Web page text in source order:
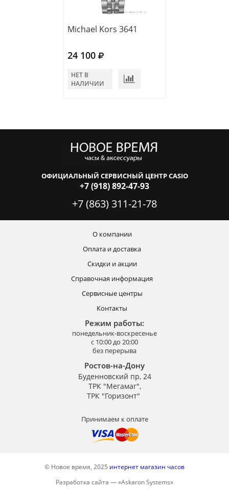
Michael Kors 3641
24 100
НЕТ В
НАЛИЧИИ
ОФИЦИАЛЬНЫЙ СЕРВИСНЫЙ ЦЕНТР CASIO
+7 (918) 892-47-93
+7 (863) 311-21-78
О компании
Оплата и доставка
Скидки и акции
Справочная информация
Сервисные центры
Контакты
Режим работы:
понедельник-воскресенье
с 10:00 до 20:00
без перерыва
Ростов-на-Дону
Буденновский пр, 24
ТРК "Мегамаг",
ТРК "Горизонт"
Принимаем к оплате
© Новое время, 2025 интернет магазин часов
Разработка сайта —«Askaron Systems»